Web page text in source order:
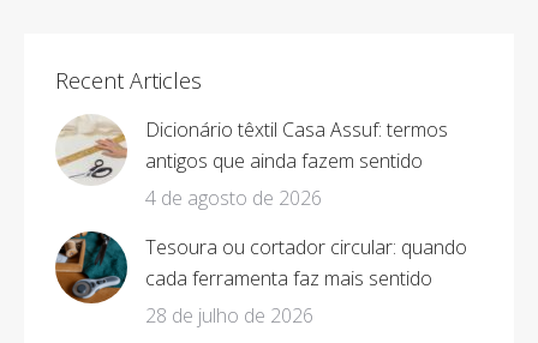
Recent Articles
Dicionário têxtil Casa Assuf: termos
antigos que ainda fazem sentido
4 de agosto de 2026
Tesoura ou cortador circular: quando
cada ferramenta faz mais sentido
28 de julho de 2026